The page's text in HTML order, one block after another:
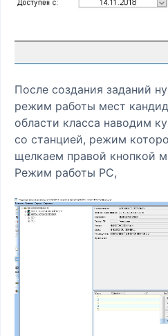
После создания заданий
режим работы мест
области класса наводим
со станцией, режим
щелкаем правой кнопкой
Режим работы РС,